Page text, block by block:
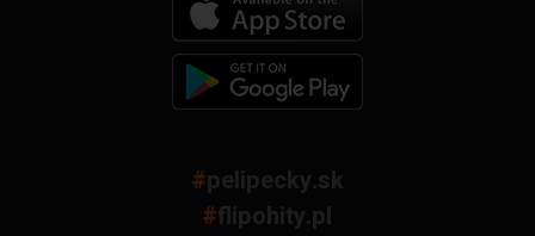
#pelipecky.sk
#flipohity.pl